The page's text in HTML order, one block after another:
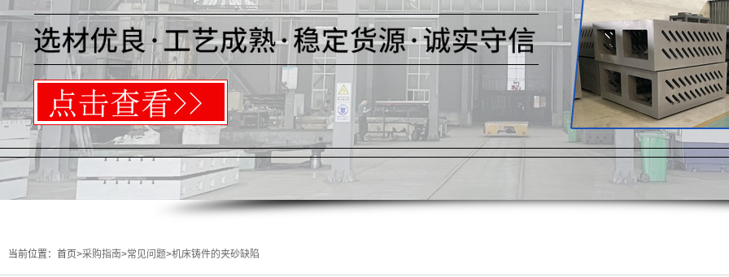
当前位置： 首页>采购指南>常见问题>机床铸件的夹砂缺陷